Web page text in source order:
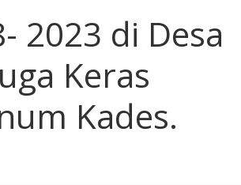
2023 di Desa
Keras
Kades.